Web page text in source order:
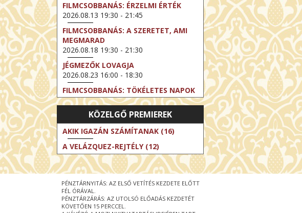
FILMCSOBBANÁS: ÉRZELMI ÉRTÉK
2026.08.13 19:30 - 21:45
FILMCSOBBANÁS: A SZERETET, AMI
MEGMARAD
2026.08.18 19:30 - 21:30
JÉGMEZŐK LOVAGJA
2026.08.23 16:00 - 18:30
FILMCSOBBANÁS: TÖKÉLETES NAPOK
2026.08.25 19:30 - 21:45
FILMCSOBBANÁS: IFJÚSÁG
2026.08.27 19:30 - 21:30
EXHIBITION ON SCREEN: VINCENT
VAN GOGH - ÚJ LÁTÁSMÓD
2026.08.30 11:00 - 12:30
NT LIVE / DAVID IRELAND: THE FIFTH
STEP
2026.09.01 19:00 - 21:00
BERLIN ELESTE
KÖZELGŐ PREMIEREK
AKIK IGAZÁN SZÁMÍTANAK (16)
A VELÁZQUEZ-REJTÉLY (12)
PÉNZTÁRNYITÁS: AZ ELSŐ VETÍTÉS KEZDETE ELŐTT
FÉL ÓRÁVAL.
PÉNZTÁRZÁRÁS: AZ UTOLSÓ ELŐADÁS KEZDETÉT
KÖVETŐEN 15 PERCCEL.